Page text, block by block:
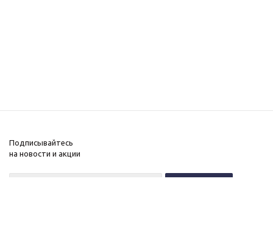
Подписывайтесь
на новости и акции